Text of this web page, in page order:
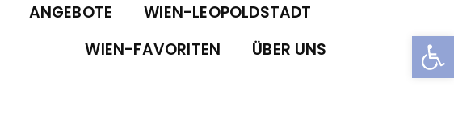
ANGEBOTE
WIEN-LEOPOLDSTADT
WIEN-FAVORITEN
ÜBER UNS